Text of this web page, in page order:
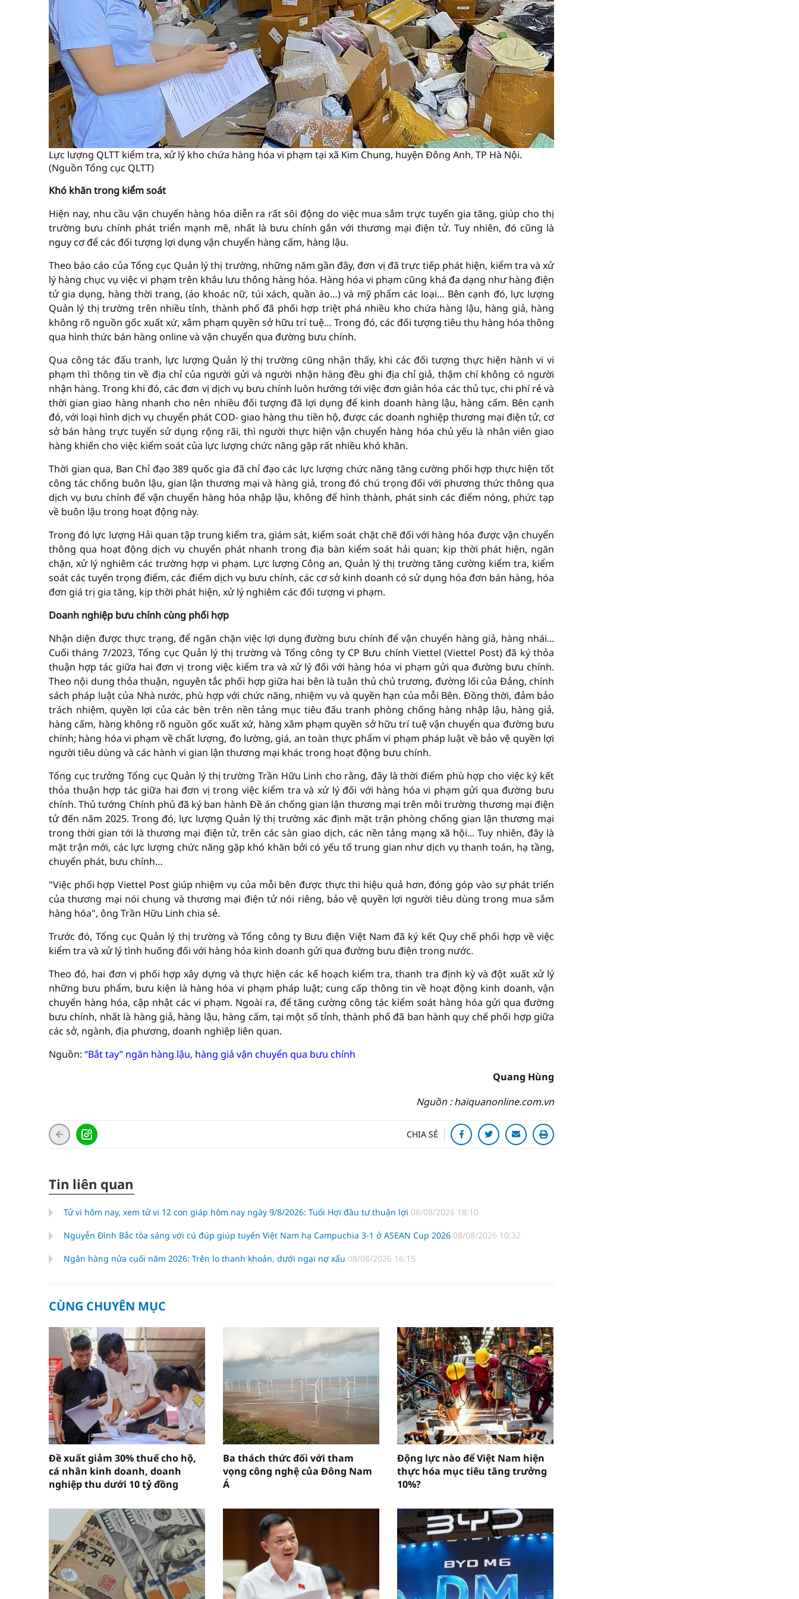
Lực lượng QLTT kiểm tra, xử lý kho chứa hàng hóa vi phạm tại xã Kim Chung, huyện Đông Anh, TP Hà Nội.
(Nguồn Tổng cục QLTT)
Khó khăn trong kiểm soát
Hiện nay, nhu cầu vận chuyển hàng hóa diễn ra rất sôi động do việc mua sắm trực tuyến gia tăng, giúp cho thị
trường bưu chính phát triển mạnh mẽ, nhất là bưu chính gắn với thương mại điện tử. Tuy nhiên, đó cũng là
nguy cơ để các đối tượng lợi dụng vận chuyển hàng cấm, hàng lậu.
Theo báo cáo của Tổng cục Quản lý thị trường, những năm gần đây, đơn vị đã trực tiếp phát hiện, kiểm tra và xử
lý hàng chục vụ việc vi phạm trên khâu lưu thông hàng hóa. Hàng hóa vi phạm cũng khá đa dạng như hàng điện
tử gia dụng, hàng thời trang, (áo khoác nữ, túi xách, quần áo…) và mỹ phẩm các loại… Bên cạnh đó, lực lượng
Quản lý thị trường trên nhiều tỉnh, thành phố đã phối hợp triệt phá nhiều kho chứa hàng lậu, hàng giả, hàng
không rõ nguồn gốc xuất xứ, xâm phạm quyền sở hữu trí tuệ… Trong đó, các đối tượng tiêu thụ hàng hóa thông
qua hình thức bán hàng online và vận chuyển qua đường bưu chính.
Qua công tác đấu tranh, lực lượng Quản lý thị trường cũng nhận thấy, khi các đối tượng thực hiện hành vi vi
phạm thì thông tin về địa chỉ của người gửi và người nhận hàng đều ghi địa chỉ giả, thậm chí không có người
nhận hàng. Trong khi đó, các đơn vị dịch vụ bưu chính luôn hướng tới việc đơn giản hóa các thủ tục, chi phí rẻ và
thời gian giao hàng nhanh cho nên nhiều đối tượng đã lợi dụng để kinh doanh hàng lậu, hàng cấm. Bên cạnh
đó, với loại hình dịch vụ chuyển phát COD- giao hàng thu tiền hộ, được các doanh nghiệp thương mại điện tử, cơ
sở bán hàng trực tuyến sử dụng rộng rãi, thì người thực hiện vận chuyển hàng hóa chủ yếu là nhân viên giao
hàng khiến cho việc kiểm soát của lực lượng chức năng gặp rất nhiều khó khăn.
Thời gian qua, Ban Chỉ đạo 389 quốc gia đã chỉ đạo các lực lượng chức năng tăng cường phối hợp thực hiện tốt
công tác chống buôn lậu, gian lận thương mại và hàng giả, trong đó chú trọng đối với phương thức thông qua
dịch vụ bưu chính để vận chuyển hàng hóa nhập lậu, không để hình thành, phát sinh các điểm nóng, phức tạp
về buôn lậu trong hoạt động này.
Trong đó lực lượng Hải quan tập trung kiểm tra, giám sát, kiểm soát chặt chẽ đối với hàng hóa được vận chuyển
thông qua hoạt động dịch vụ chuyển phát nhanh trong địa bàn kiểm soát hải quan; kịp thời phát hiện, ngăn
chặn, xử lý nghiêm các trường hợp vi phạm. Lực lượng Công an, Quản lý thị trường tăng cường kiểm tra, kiểm
soát các tuyến trọng điểm, các điểm dịch vụ bưu chính, các cơ sở kinh doanh có sử dụng hóa đơn bán hàng, hóa
đơn giá trị gia tăng, kịp thời phát hiện, xử lý nghiêm các đối tượng vi phạm.
Doanh nghiệp bưu chính cùng phối hợp
Nhận diện được thực trạng, để ngăn chặn việc lợi dụng đường bưu chính để vận chuyển hàng giả, hàng nhái...
Cuối tháng 7/2023, Tổng cục Quản lý thị trường và Tổng công ty CP Bưu chính Viettel (Viettel Post) đã ký thỏa
thuận hợp tác giữa hai đơn vị trong việc kiểm tra và xử lý đối với hàng hóa vi phạm gửi qua đường bưu chính.
Theo nội dung thỏa thuận, nguyên tắc phối hợp giữa hai bên là tuân thủ chủ trương, đường lối của Đảng, chính
sách pháp luật của Nhà nước, phù hợp với chức năng, nhiệm vụ và quyền hạn của mỗi Bên. Đồng thời, đảm bảo
trách nhiệm, quyền lợi của các bên trên nền tảng mục tiêu đấu tranh phòng chống hàng nhập lậu, hàng giả,
hàng cấm, hàng không rõ nguồn gốc xuất xứ, hàng xâm phạm quyền sở hữu trí tuệ vận chuyển qua đường bưu
chính; hàng hóa vi phạm về chất lượng, đo lường, giá, an toàn thực phẩm vi phạm pháp luật về bảo vệ quyền lợi
người tiêu dùng và các hành vi gian lận thương mại khác trong hoạt động bưu chính.
Tổng cục trưởng Tổng cục Quản lý thị trường Trần Hữu Linh cho rằng, đây là thời điểm phù hợp cho việc ký kết
thỏa thuận hợp tác giữa hai đơn vị trong việc kiểm tra và xử lý đối với hàng hóa vi phạm gửi qua đường bưu
chính. Thủ tướng Chính phủ đã ký ban hành Đề án chống gian lận thương mại trên môi trường thương mại điện
tử đến năm 2025. Trong đó, lực lượng Quản lý thị trường xác định mặt trận phòng chống gian lận thương mại
trong thời gian tới là thương mại điện tử, trên các sàn giao dịch, các nền tảng mạng xã hội... Tuy nhiên, đây là
mặt trận mới, các lực lượng chức năng gặp khó khăn bởi có yếu tố trung gian như dịch vụ thanh toán, hạ tầng,
chuyển phát, bưu chính…
"Việc phối hợp Viettel Post giúp nhiệm vụ của mỗi bên được thực thi hiệu quả hơn, đóng góp vào sự phát triển
của thương mại nói chung và thương mại điện tử nói riêng, bảo vệ quyền lợi người tiêu dùng trong mua sắm
hàng hóa", ông Trần Hữu Linh chia sẻ.
Trước đó, Tổng cục Quản lý thị trường và Tổng công ty Bưu điện Việt Nam đã ký kết Quy chế phối hợp về việc
kiểm tra và xử lý tình huống đối với hàng hóa kinh doanh gửi qua đường bưu điện trong nước.
Theo đó, hai đơn vị phối hợp xây dựng và thực hiện các kế hoạch kiểm tra, thanh tra định kỳ và đột xuất xử lý
những bưu phẩm, bưu kiện là hàng hóa vi phạm pháp luật; cung cấp thông tin về hoạt động kinh doanh, vận
chuyển hàng hóa, cập nhật các vi phạm. Ngoài ra, để tăng cường công tác kiểm soát hàng hóa gửi qua đường
bưu chính, nhất là hàng giả, hàng lậu, hàng cấm, tại một số tỉnh, thành phố đã ban hành quy chế phối hợp giữa
các sở, ngành, địa phương, doanh nghiệp liên quan.
Nguồn: “Bắt tay” ngăn hàng lậu, hàng giả vận chuyển qua bưu chính
Quang Hùng
Nguồn : haiquanonline.com.vn
CHIA SẺ
Tin liên quan
Tử vi hôm nay, xem tử vi 12 con giáp hôm nay ngày 9/8/2026: Tuổi Hợi đầu tư thuận lợi 08/08/2026 18:10
Nguyễn Đình Bắc tỏa sáng với cú đúp giúp tuyển Việt Nam hạ Campuchia 3-1 ở ASEAN Cup 2026 08/08/2026 10:32
Ngân hàng nửa cuối năm 2026: Trên lo thanh khoản, dưới ngại nợ xấu 08/08/2026 16:15
CÙNG CHUYÊN MỤC
Đề xuất giảm 30% thuế cho hộ,
cá nhân kinh doanh, doanh
nghiệp thu dưới 10 tỷ đồng
Ba thách thức đối với tham
vọng công nghệ của Đông Nam
Á
Động lực nào để Việt Nam hiện
thực hóa mục tiêu tăng trưởng
10%?